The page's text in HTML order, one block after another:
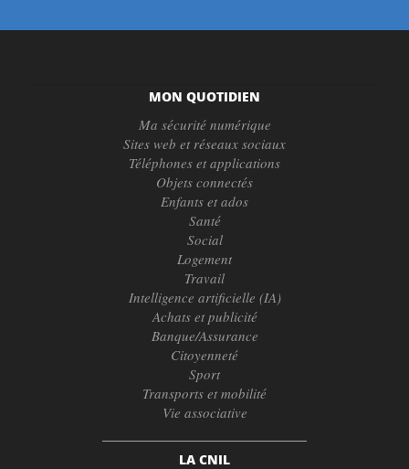
MON QUOTIDIEN
Ma sécurité numérique
Sites web et réseaux sociaux
Téléphones et applications
Objets connectés
Enfants et ados
Santé
Social
Logement
Travail
Intelligence artificielle (IA)
Achats et publicité
Banque/Assurance
Citoyenneté
Sport
Transports et mobilité
Vie associative
LA CNIL